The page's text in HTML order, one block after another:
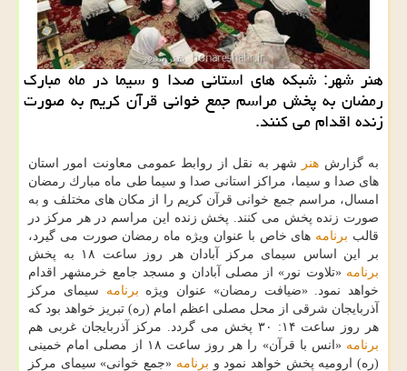
هنر شهر: شبكه های استانی صدا و سیما در ماه مبارك
رمضان به پخش مراسم جمع خوانی قرآن كریم به صورت
زنده اقدام می كنند.
به گزارش هنر
شهر به نقل از روابط عمومی معاونت امور استان
های صدا و سیما، مراكز استانی صدا و سیما طی ماه مبارك رمضان
امسال، مراسم جمع خوانی قرآن كریم را از مكان های مختلف و به
صورت زنده پخش می كنند. پخش زنده این مراسم در هر مركز در
قالب برنامه های خاص با عنوان ویژه ماه رمضان صورت می گیرد،
بر این اساس سیمای مركز آبادان هر روز ساعت ۱۸ به پخش
برنامه «تلاوت نور» از مصلی آبادان و مسجد جامع خرمشهر اقدام
خواهد نمود. «ضیافت رمضان» عنوان ویژه برنامه سیمای مركز
آذربایجان شرقی از محل مصلی اعظم امام (ره) تبریز خواهد بود كه
هر روز ساعت ۱۴: ۳۰ پخش می گردد. مركز آذربایجان غربی هم
برنامه
«انس با قرآن» را هر روز ساعت ۱۸ از مصلی امام خمینی
(ره) ارومیه پخش خواهد نمود و برنامه «جمع خوانی» سیمای مركز